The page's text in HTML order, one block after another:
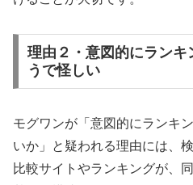
理由２・意図的にランキ
うで怪しい
モグワンが「意図的にランキ
いか」と疑われる理由には、
比較サイトやランキングが、